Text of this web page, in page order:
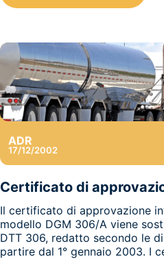
ADR
17/12/2002
Certificato di
Il certificato di approvazione
modello DGM 306/A viene
DTT 306, redatto secondo le
partire dal 1° gennaio 2003. I